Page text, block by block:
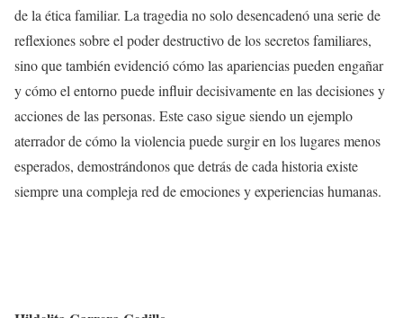
de la ética familiar. La tragedia no solo desencadenó una serie de
reflexiones sobre el poder destructivo de los secretos familiares,
sino que también evidenció cómo las apariencias pueden engañar
y cómo el entorno puede influir decisivamente en las decisiones y
acciones de las personas. Este caso sigue siendo un ejemplo
aterrador de cómo la violencia puede surgir en los lugares menos
esperados, demostrándonos que detrás de cada historia existe
siempre una compleja red de emociones y experiencias humanas.